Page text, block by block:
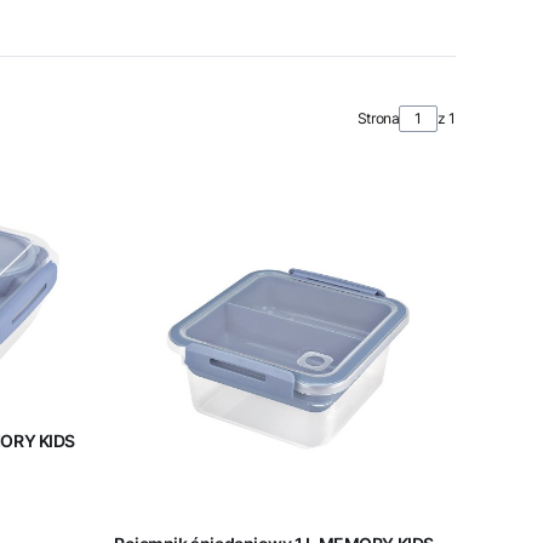
Strona z 1
KIDS